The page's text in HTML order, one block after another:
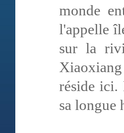
monde
l'appelle
sur la
réside ici.
sa longue